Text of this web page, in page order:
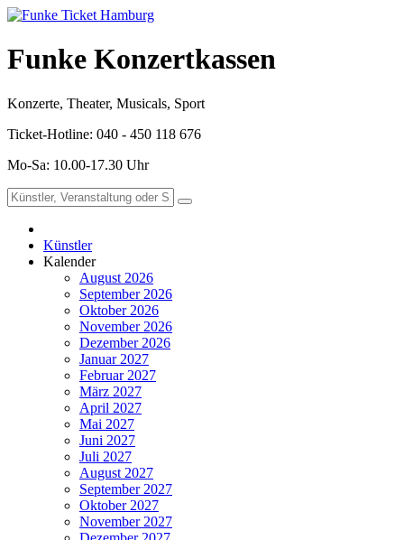
Funke Konzertkassen
Konzerte, Theater, Musicals, Sport
Ticket-Hotline: 040 - 450 118 676
Mo-Sa: 10.00-17.30 Uhr
Künstler
Kalender
August 2026
September 2026
Oktober 2026
November 2026
Dezember 2026
Januar 2027
Februar 2027
März 2027
April 2027
Mai 2027
Juni 2027
Juli 2027
August 2027
September 2027
Oktober 2027
November 2027